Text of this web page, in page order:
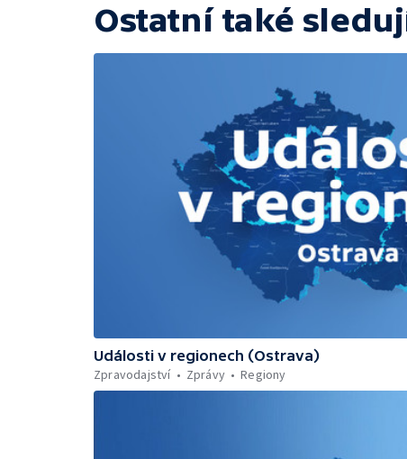
Ostatní také
Události v regionech (Ostrava)
Zpravodajství
Zprávy Regiony